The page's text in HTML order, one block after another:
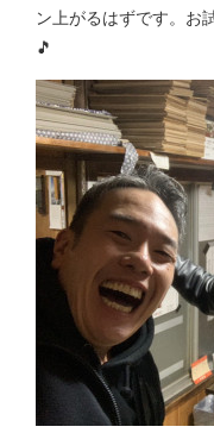
ン上がるはずです。お
🎵